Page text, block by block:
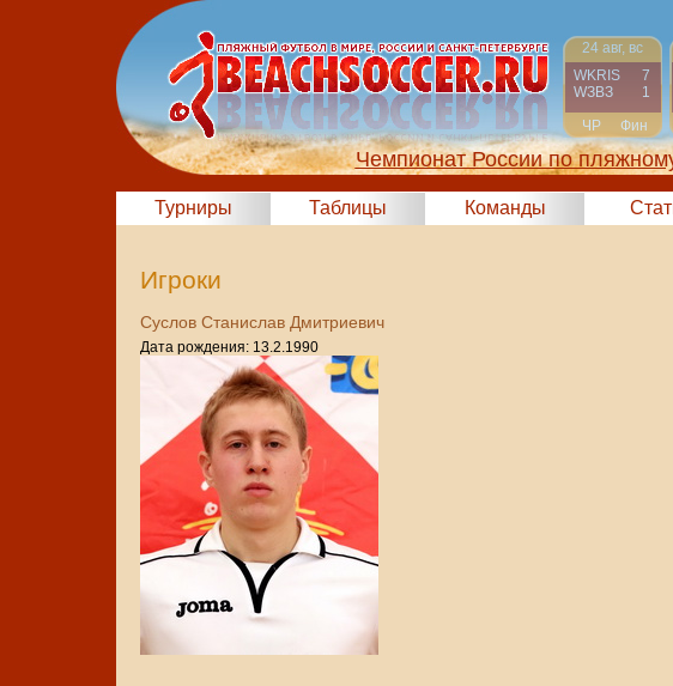
24 авг, вс
WKRIS
7
WЗВЗ
1
ЧР
Фин
Чемпионат России по
Турниры Таблицы Команды
Игроки
Суслов Станислав Дмитриевич
Дата рождения: 13.2.1990